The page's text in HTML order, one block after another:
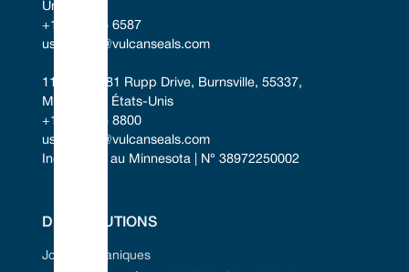
Unis
+1 346 856 6587
uscontact@vulcanseals.com
11401-11481 Rupp Drive, Burnsville, 55337,
Minnesota, États-Unis
+1 952 955 8800
uscontact@vulcanseals.com
Incorporée au Minnesota | N° 38972250002
DES SOLUTIONS
Joints mécaniques